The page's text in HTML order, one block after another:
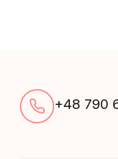
+48 790